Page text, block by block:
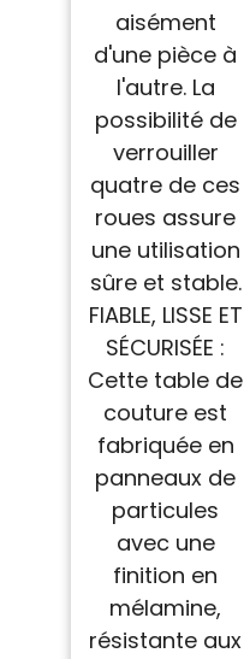
aisément
d'une pièce à
l'autre. La
possibilité de
verrouiller
quatre de ces
roues assure
une utilisation
sûre et stable.
FIABLE, LISSE ET
SÉCURISÉE :
Cette table de
couture est
fabriquée en
panneaux de
particules
avec une
finition en
mélamine,
résistante aux